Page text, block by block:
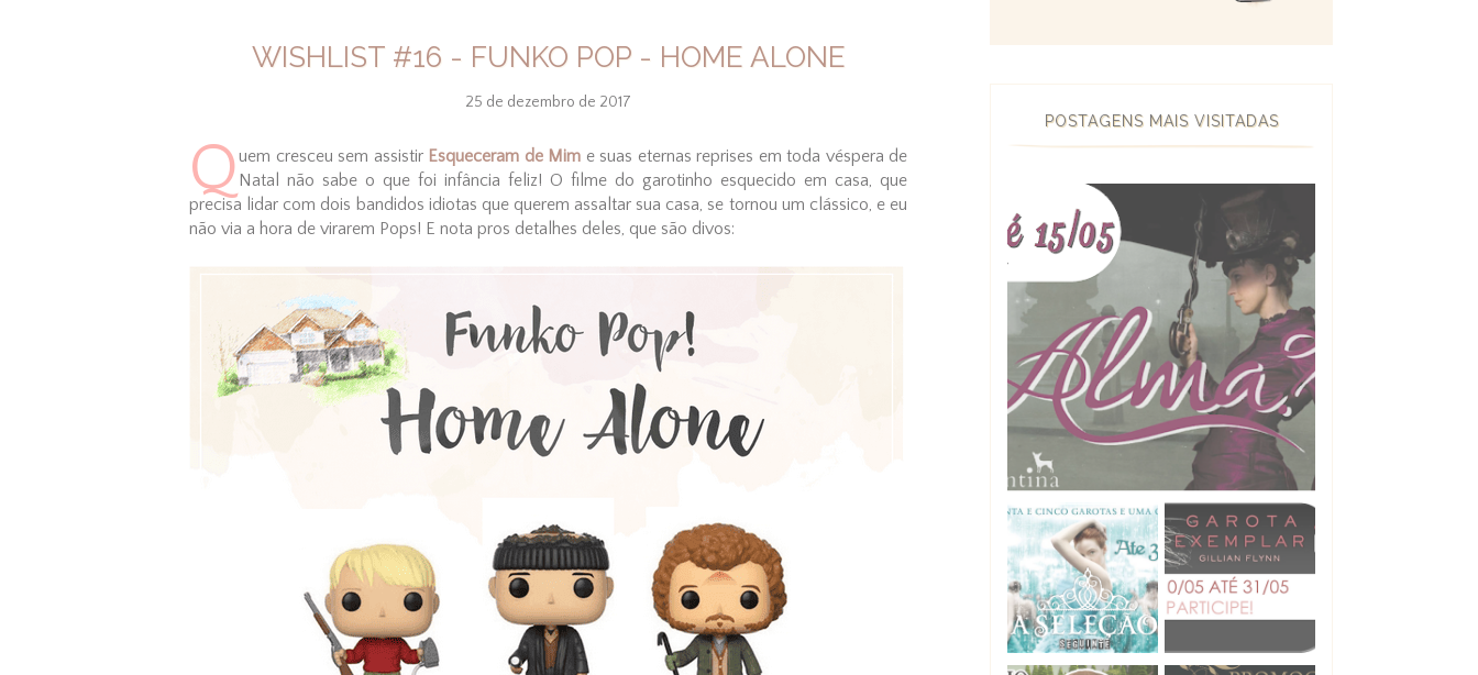
WISHLIST #16 - FUNKO POP - HOME ALONE
25 de dezembro de 2017
Quem cresceu sem assistir Esqueceram de Mim e suas eternas reprises em toda véspera de
Natal não sabe o que foi infância feliz! O filme do garotinho esquecido em casa, que
precisa lidar com dois bandidos idiotas que querem assaltar sua casa, se tornou um clássico, e eu
não via a hora de virarem Pops! E nota pros detalhes deles, que são divos:
POSTAGENS MAIS VISITADAS